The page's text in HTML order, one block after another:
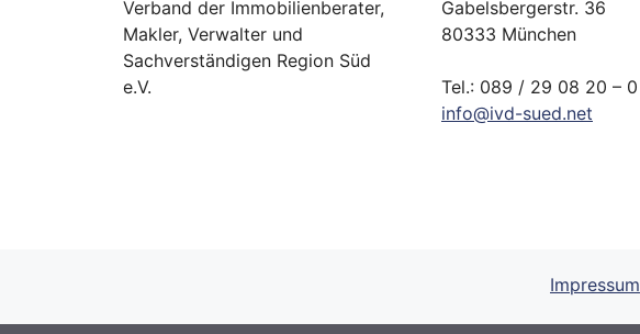
Verband der Immobilienberater,
Makler, Verwalter und
Sachverständigen Region Süd
e.V.
Gabelsbergerstr. 36
80333 München
Tel.: 089 / 29 08 20 – 0
info@ivd-sued.net
Impressum